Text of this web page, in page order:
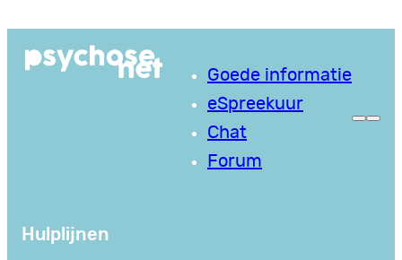
naar
Goede informatie
eSpreekuur
Chat
Forum
Hulplijnen